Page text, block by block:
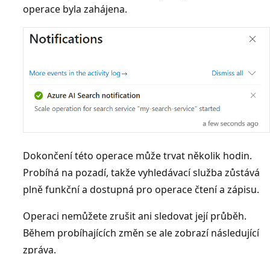
operace byla zahájena.
Dokončení této operace může trvat několik hodin.
Probíhá na pozadí, takže vyhledávací služba zůstává
plně funkční a dostupná pro operace čtení a zápisu.
Operaci nemůžete zrušit ani sledovat její průběh.
Během probíhajících změn se ale zobrazí následující
zpráva.